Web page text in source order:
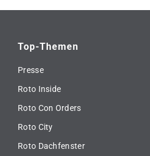
Top-Themen
Presse
Roto Inside
Roto Con Orders
Roto City
Roto Dachfenster